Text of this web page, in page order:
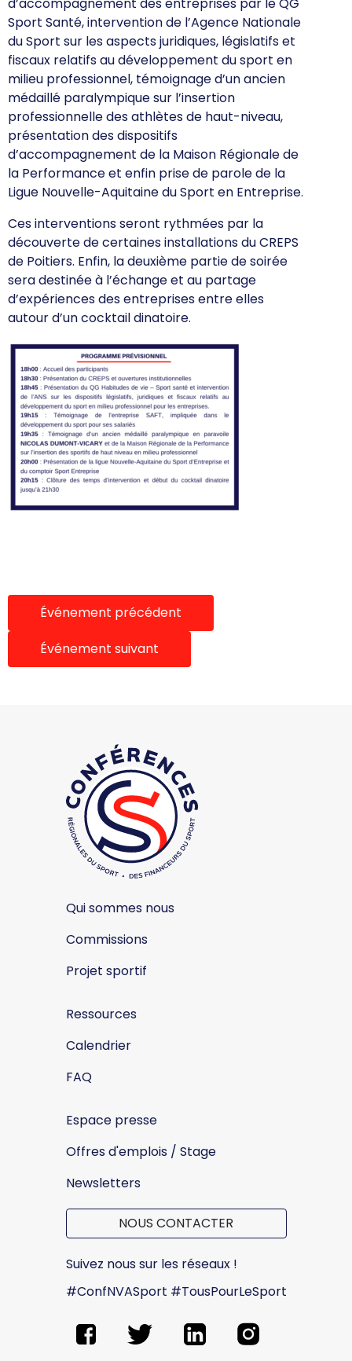
Sport Santé, intervention de l’Agence Nationale
du Sport sur les aspects juridiques, législatifs et
fiscaux relatifs au développement du sport en
milieu professionnel, témoignage d’un ancien
médaillé paralympique sur l’insertion
professionnelle des athlètes de haut-niveau,
présentation des dispositifs
d’accompagnement de la Maison Régionale de
la Performance et enfin prise de parole de la
Ligue Nouvelle-Aquitaine du Sport en Entreprise.
Ces interventions seront rythmées par la
découverte de certaines installations du CREPS
de Poitiers. Enfin, la deuxième partie de soirée
sera destinée à l’échange et au partage
d’expériences des entreprises entre elles
autour d’un cocktail dinatoire.
Événement précédent
Événement suivant
Qui sommes nous
Commissions
Projet sportif
Ressources
Calendrier
FAQ
Espace presse
Offres d'emplois / Stage
Newsletters
NOUS CONTACTER
Suivez nous sur les réseaux !
#ConfNVASport #TousPourLeSport